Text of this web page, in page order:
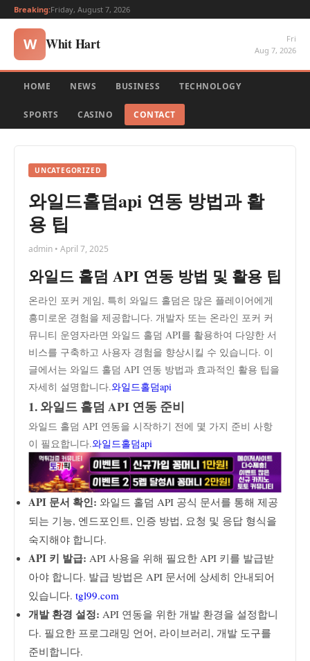
Breaking:Friday, August 7, 2026
W Whit Hart
Fri
Aug 7, 2026
HOME NEWS BUSINESS TECHNOLOGY
SPORTS CASINO CONTACT
UNCATEGORIZED
와일드홀덤api 연동 방법과 활
용 팁
admin • April 7, 2025
와일드 홀덤 API 연동 방법 및 활용 팁
온라인 포커 게임, 특히 와일드 홀덤은 많은 플레이어에게
흥미로운 경험을 제공합니다. 개발자 또는 온라인 포커 커
뮤니티 운영자라면 와일드 홀덤 API를 활용하여 다양한 서
비스를 구축하고 사용자 경험을 향상시킬 수 있습니다. 이
글에서는 와일드 홀덤 API 연동 방법과 효과적인 활용 팁을
자세히 설명합니다.와일드홀덤api
1. 와일드 홀덤 API 연동 준비
와일드 홀덤 API 연동을 시작하기 전에 몇 가지 준비 사항
이 필요합니다.와일드홀덤api
API 문서 확인: 와일드 홀덤 API 공식 문서를 통해 제공
되는 기능, 엔드포인트, 인증 방법, 요청 및 응답 형식을
숙지해야 합니다.
API 키 발급: API 사용을 위해 필요한 API 키를 발급받
아야 합니다. 발급 방법은 API 문서에 상세히 안내되어
있습니다. tgl99.com
개발 환경 설정: API 연동을 위한 개발 환경을 설정합니
다. 필요한 프로그래밍 언어, 라이브러리, 개발 도구를
준비합니다.